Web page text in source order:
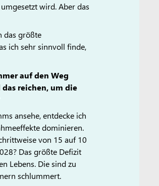
wird. Aber das
das größte
ich sehr sinnvoll finde,
auf den Weg
reichen, um die
ansehe, entdecke ich
dominieren.
von 15 auf 10
Das größte Defizit
Lebens. Die sind zu
schlummert.